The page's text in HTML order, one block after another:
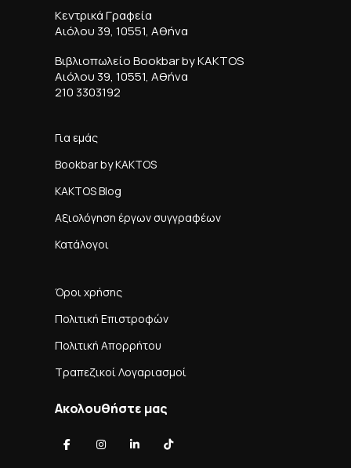
Κεντρικά Γραφεία
Αιόλου 39, 10551, Αθήνα
Βιβλιοπωλείο Bookbar by KAKTOS
Αιόλου 39, 10551, Αθήνα
210 3303192
Για εμάς
Bookbar by KAKTOS
KAKTOS Blog
Αξιολόγηση έργων συγγραφέων
Κατάλογοι
Όροι χρήσης
Πολιτική Επιστροφών
Πολιτική Απορρήτου
Τραπεζικοί Λογαριασμοί
Ακολουθήστε μας